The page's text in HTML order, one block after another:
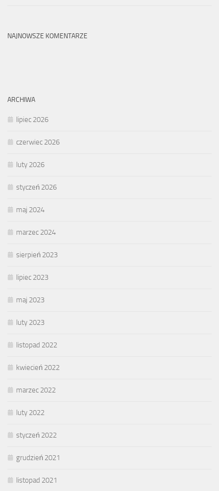
NAJNOWSZE KOMENTARZE
ARCHIWA
lipiec 2026
czerwiec 2026
luty 2026
styczeń 2026
maj 2024
marzec 2024
sierpień 2023
lipiec 2023
maj 2023
luty 2023
listopad 2022
kwiecień 2022
marzec 2022
luty 2022
styczeń 2022
grudzień 2021
listopad 2021